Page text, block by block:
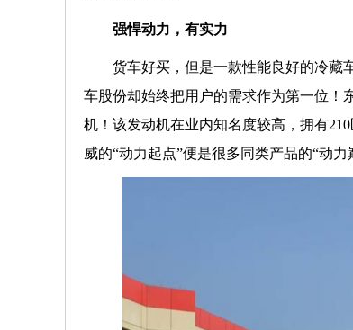
强悍动力，有实力
货车好买，但是一款性能良好的冷藏
车股份却始终把用户的需求作为第一位！
机！该发动机在业内知名度较高，拥有
威的“动力起点”便是很多同类产品的“动力